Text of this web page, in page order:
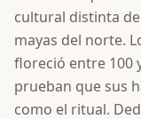
cultural distinta
mayas del norte.
floreció entre 100
prueban que sus
como el ritual.